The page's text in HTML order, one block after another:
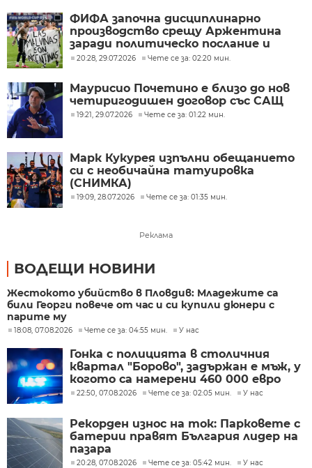
ФИФА започна дисциплинарно
производство срещу Аржентина
заради политическо послание и
ексцесии на Мондиал 2026
20:28, 29.07.2026 Чете се за: 02:20 мин.
Маурисио Почетино е близо до нов
четиригодишен договор със САЩ
19:21, 29.07.2026 Чете се за: 01:22 мин.
Марк Кукурея изпълни обещанието
си с необичайна татуировка
(СНИМКА)
19:09, 28.07.2026 Чете се за: 01:35 мин.
Реклама
ВОДЕЩИ НОВИНИ
Жестокото убийство в Пловдив: Младежите са
били Георги повече от час и си купили дюнери с
парите му
18:08, 07.08.2026 Чете се за: 04:55 мин. У нас
Гонка с полицията в столичния
квартал "Борово", задържан е мъж, у
когото са намерени 460 000 евро
22:50, 07.08.2026 Чете се за: 02:05 мин. У нас
Рекорден износ на ток: Парковете с
батерии правят България лидер на
пазара
20:28, 07.08.2026 Чете се за: 05:42 мин. У нас